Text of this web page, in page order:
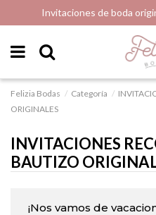
Invitaciones de boda
Felizia Bodas Categoría
ORIGINALES
INVITACIONES
BAUTIZO
¡Nos vamos de